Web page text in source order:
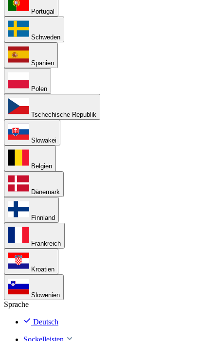
Portugal
Schweden
Spanien
Polen
Tschechische Republik
Slowakei
Belgien
Dänemark
Finnland
Frankreich
Kroatien
Slowenien
Sprache
Deutsch
Sockelleisten